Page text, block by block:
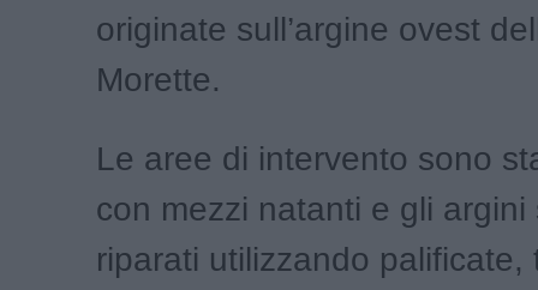
originate sull’argine ovest
Morette.
Le aree di intervento sono
con mezzi natanti e gli argini
riparati utilizzando palificate,